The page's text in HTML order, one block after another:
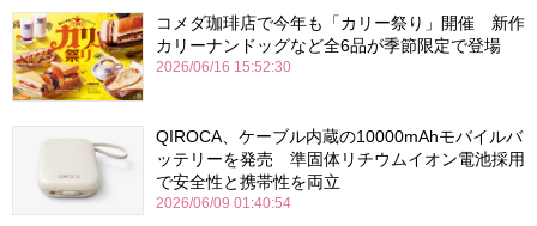
コメダ珈琲店で今年も「カリー祭り」開催 新作
カリーナンドッグなど全6品が季節限定で登場
2026/06/16 15:52:30
QIROCA、ケーブル内蔵の10000mAhモバイルバ
ッテリーを発売 準固体リチウムイオン電池採用
で安全性と携帯性を両立
2026/06/09 01:40:54